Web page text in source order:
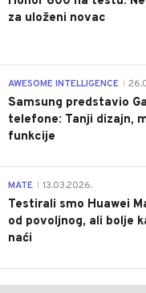
za uloženi novac
AWESOME INTELLIGENCE
Samsung predstavio
telefone: Tanji dizajn,
funkcije
MATE 13.03.2026.
Testirali smo Huawei
od povoljnog, ali bolje
naći